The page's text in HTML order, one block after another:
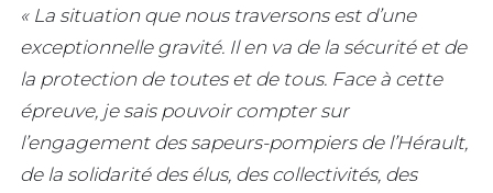
« La situation que nous traversons est d’une
exceptionnelle gravité. Il en va de la sécurité et de
la protection de toutes et de tous. Face à cette
épreuve, je sais pouvoir compter sur
l’engagement des sapeurs-pompiers de l’Hérault,
de la solidarité des élus, des collectivités, des